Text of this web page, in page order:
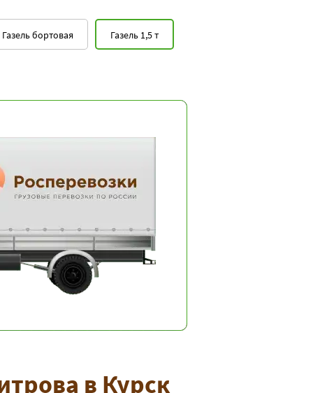
Газель 1,5 т
Газель бортовая
в Курск